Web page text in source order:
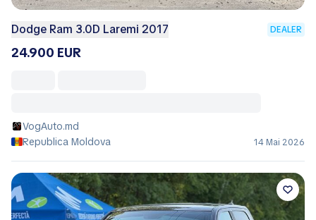
Dodge Ram 3.0D Laremi 2017 DEALER
24.900 EUR
VogAuto.md
Republica Moldova
14 Mai 2026